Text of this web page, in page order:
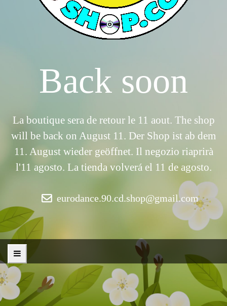
Back soon
La boutique sera de retour le 11 aout. The shop
will be back on August 11. Der Shop ist ab dem
11. August wieder geöffnet. Il negozio riaprirà
l'11 agosto. La tienda volverá el 11 de agosto.
eurodance.90.cd.shop@gmail.com